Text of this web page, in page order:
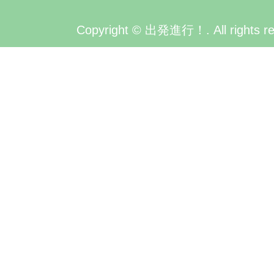
Copyright © 出発進行！. All rights